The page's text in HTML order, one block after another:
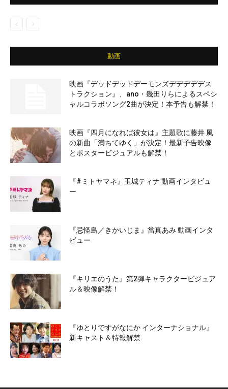
動画
映画『デッドデッドデーモンズデデデデデス
トラクション』、ano・幾田りらによるスペシ
ャルコラボソング2曲が決定！本予告も解禁！
映画『四月になれば彼女は』主題歌に藤井 風
の新曲「満ちてゆく」が決定！最新予告映像
とポスタービジュアルも解禁！
『#ミトヤマネ』玉城ティナ 動画インタビュ
ー
『忌怪島／きかいじま』當真あみ 動画インタ
ビュー
『キリエのうた』第2弾キャラクタービジュア
ル＆映像解禁！
『ゆとりですがなにか インターナショナル』
新キャスト＆特報解禁